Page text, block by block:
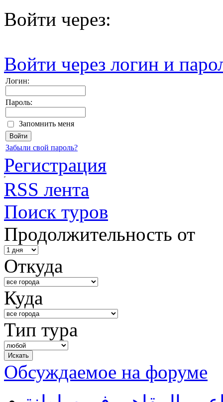
Войти через:
Войти через логин и
Логин:
Пароль:
Запомнить меня
Забыли свой пароль?
Регистрация
RSS лента
Поиск туров
Продолжительность от
Откуда
Куда
Тип тура
Обсуждаемое на форуме